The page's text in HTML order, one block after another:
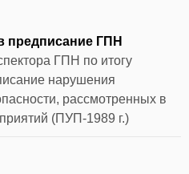
предписание ГПН
ГПН по итогу
нарушения
рассмотренных в
(ПУП-1989 г.)